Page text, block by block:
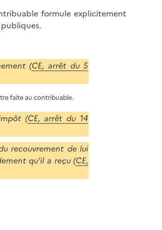
formule explicitement
(CE, arrêt du 5
faite au contribuable.
(CE, arrêt du 14
recouvrement de lui
qu'il a reçu (CE,